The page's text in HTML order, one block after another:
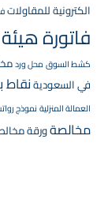
الكترونية للمقاولات
فاتورة
كشط السوق محل ورد
في السعوديةنقاط
العمالة المنزليةنموذج
مخالصةورقة